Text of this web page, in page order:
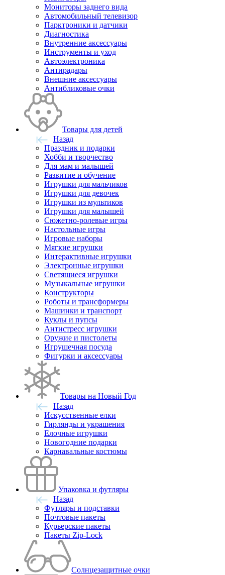
Мониторы заднего вида
Автомобильный телевизор
Парктроники и датчики
Диагностика
Внутренние аксессуары
Инструменты и уход
Автоэлектроника
Антирадары
Внешние аксессуары
Антибликовые очки
Товары для детей
Назад
Праздник и подарки
Хобби и творчество
Для мам и малышей
Развитие и обучение
Игрушки для мальчиков
Игрушки для девочек
Игрушки из мультиков
Игрушки для малышей
Сюжетно-ролевые игры
Настольные игры
Игровые наборы
Мягкие игрушки
Интерактивные игрушки
Электронные игрушки
Светящиеся игрушки
Музыкальные игрушки
Конструкторы
Роботы и трансформеры
Машинки и транспорт
Куклы и пупсы
Антистресс игрушки
Оружие и пистолеты
Игрушечная посуда
Фигурки и аксессуары
Товары на Новый Год
Назад
Искусственные елки
Гирлянды и украшения
Елочные игрушки
Новогодние подарки
Карнавальные костюмы
Упаковка и футляры
Назад
Футляры и подставки
Почтовые пакеты
Курьерские пакеты
Пакеты Zip-Lock
Солнцезащитные очки